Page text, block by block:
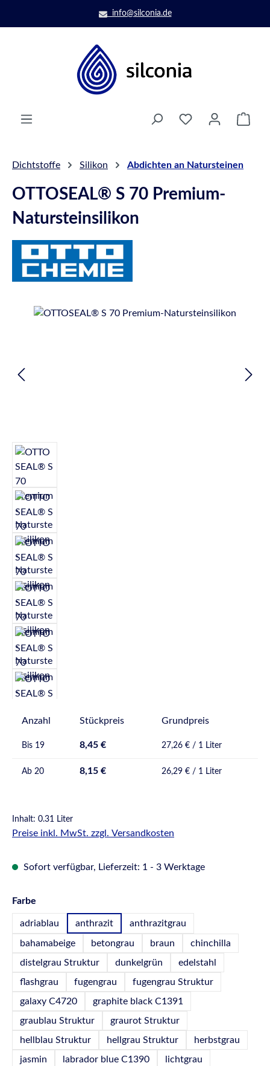
Zum Hauptinhalt springeninfo@silconia.de
Dichtstoffe Silikon Abdichten an Natursteinen
OTTOSEAL® S 70 Premium-
Natursteinsilikon
Bildergalerie überspringen
Anzahl Stückpreis Grundpreis
Bis 19 8,45 € 27,26 € / 1 Liter
Ab 20 8,15 € 26,29 € / 1 Liter
Inhalt: 0.31 Liter
Preise inkl. MwSt. zzgl. Versandkosten
Sofort verfügbar, Lieferzeit: 1 - 3 Werktage
Farbe
adriablau anthrazit anthrazitgrau
bahamabeige betongrau braun
chinchilla
distelgrau Struktur
dunkelgrün
edelstahl
flashgrau
fugengrau
fugengrau Struktur
galaxy C4720
graphite black C1391
graublau Struktur
graurot Struktur
hellblau Struktur
hellgrau Struktur
herbstgrau
jasmin
labrador blue C1390
lichtgrau